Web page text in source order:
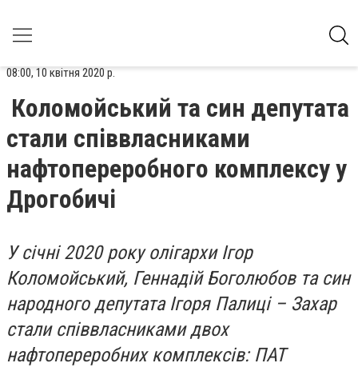
08:00, 10 квітня 2020 р.
Коломойський та син депутата
стали співвласниками
нафтопереробного комплексу у
Дрогобичі
У січні 2020 року олігархи Ігор
Коломойський, Геннадій Боголюбов та син
народного депутата Ігоря Палиці – Захар
стали співвласниками двох
нафтопереробних комплексів: ПАТ